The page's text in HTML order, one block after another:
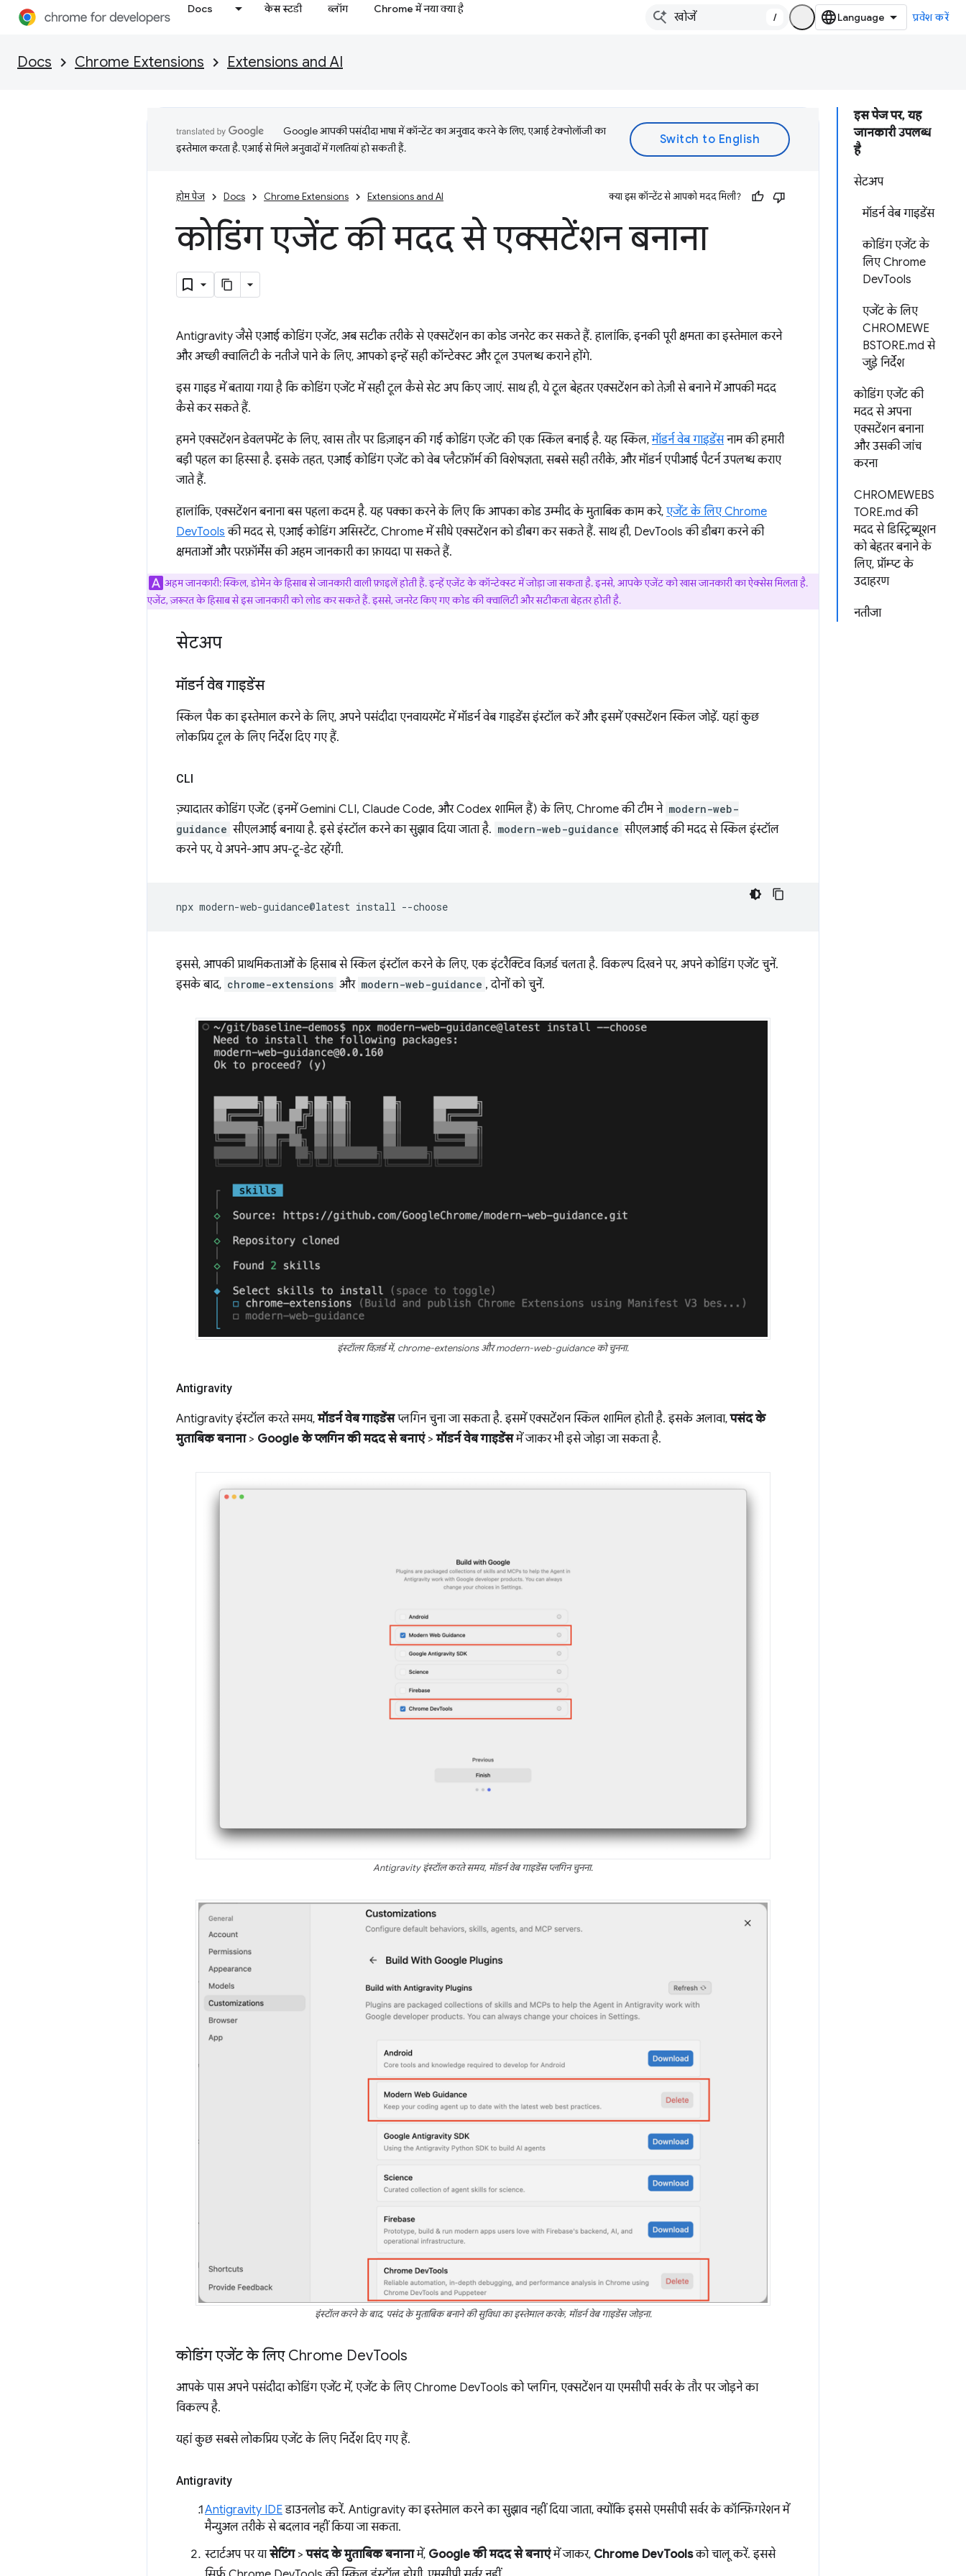
Docs केस स्टडी ब्लॉग Chrome में नया क्या है
/ प्रवेश करें
Docs Chrome Extensions Extensions and AI
इस पेज पर, यह
जानकारी उपलब्ध
है
सेटअप
मॉडर्न वेब गाइडेंस
कोडिंग एजेंट के
लिए Chrome
DevTools
एजेंट के लिए
CHROMEWE
BSTORE.md से
जुड़े निर्देश
कोडिंग एजेंट की
मदद से अपना
एक्सटेंशन बनाना
और उसकी जांच
करना
CHROMEWEBS
TORE.md की
मदद से डिस्ट्रिब्यूशन
को बेहतर बनाने के
लिए, प्रॉम्प्ट के
उदाहरण
नतीजा
Google आपकी पसंदीदा भाषा में कॉन्टेंट का अनुवाद करने के लिए, एआई टेक्नोलॉजी का
इस्तेमाल करता है. एआई से मिले अनुवादों में गलतियां हो सकती हैं.
होम पेज Docs Chrome Extensions Extensions and AI क्या इस कॉन्टेंट से आपको मदद मिली?
कोडिंग एजेंट की मदद से एक्सटेंशन बनाना
Antigravity जैसे एआई कोडिंग एजेंट, अब सटीक तरीके से एक्सटेंशन का कोड जनरेट कर सकते हैं. हालांकि, इनकी पूरी क्षमता का इस्तेमाल करने
और अच्छी क्वालिटी के नतीजे पाने के लिए, आपको इन्हें सही कॉन्टेक्स्ट और टूल उपलब्ध कराने होंगे.
इस गाइड में बताया गया है कि कोडिंग एजेंट में सही टूल कैसे सेट अप किए जाएं. साथ ही, ये टूल बेहतर एक्सटेंशन को तेज़ी से बनाने में आपकी मदद
कैसे कर सकते हैं.
हमने एक्सटेंशन डेवलपमेंट के लिए, खास तौर पर डिज़ाइन की गई कोडिंग एजेंट की एक स्किल बनाई है. यह स्किल,मॉडर्न वेब गाइडेंसनाम की हमारी
बड़ी पहल का हिस्सा है. इसके तहत, एआई कोडिंग एजेंट को वेब प्लैटफ़ॉर्म की विशेषज्ञता, सबसे सही तरीके, और मॉडर्न एपीआई पैटर्न उपलब्ध कराए
जाते हैं.
हालांकि, एक्सटेंशन बनाना बस पहला कदम है. यह पक्का करने के लिए कि आपका कोड उम्मीद के मुताबिक काम करे, एजेंट के लिए Chrome
DevTools की मदद से, एआई कोडिंग असिस्टेंट, Chrome में सीधे एक्सटेंशन को डीबग कर सकते हैं. साथ ही, DevTools की डीबग करने की
क्षमताओं और परफ़ॉर्मेंस की अहम जानकारी का फ़ायदा पा सकते हैं.
अहम जानकारी: स्किल, डोमेन के हिसाब से जानकारी वाली फ़ाइलें होती हैं. इन्हें एजेंट के कॉन्टेक्स्ट में जोड़ा जा सकता है. इनसे, आपके एजेंट को खास जानकारी का ऐक्सेस मिलता है.
एजेंट, ज़रूरत के हिसाब से इस जानकारी को लोड कर सकते हैं. इससे, जनरेट किए गए कोड की क्वालिटी और सटीकता बेहतर होती है.
सेटअप
मॉडर्न वेब गाइडेंस
स्किल पैक का इस्तेमाल करने के लिए, अपने पसंदीदा एनवायरमेंट में मॉडर्न वेब गाइडेंस इंस्टॉल करें और इसमें एक्सटेंशन स्किल जोड़ें. यहां कुछ
लोकप्रिय टूल के लिए निर्देश दिए गए हैं.
CLI
ज़्यादातर कोडिंग एजेंट (इनमें Gemini CLI, Claude Code, और Codex शामिल हैं) के लिए, Chrome की टीम ने modern-web-
guidance सीएलआई बनाया है. इसे इंस्टॉल करने का सुझाव दिया जाता है. modern-web-guidance सीएलआई की मदद से स्किल इंस्टॉल
करने पर, ये अपने-आप अप-टू-डेट रहेंगी.
npx modern-web-guidance@latest install
इससे, आपकी प्राथमिकताओं के हिसाब से स्किल इंस्टॉल करने के लिए, एक इंटरैक्टिव विज़र्ड चलता है. विकल्प दिखने पर, अपने कोडिंग एजेंट चुनें.
इसके बाद, chrome-extensions और modern-web-guidance , दोनों को चुनें.
इंस्टॉलर विज़र्ड में, chrome-extensions और modern-web-guidance को चुनना.
Antigravity
Antigravity इंस्टॉल करते समय,मॉडर्न वेब गाइडेंसप्लगिन चुना जा सकता है. इसमें एक्सटेंशन स्किल शामिल होती है. इसके अलावा,पसंद के
मुताबिक बनाना> Google के प्लगिन की मदद से बनाएं>मॉडर्न वेब गाइडेंसमें जाकर भी इसे जोड़ा जा सकता है.
Antigravity इंस्टॉल करते समय, मॉडर्न वेब गाइडेंस प्लगिन चुनना.
इंस्टॉल करने के बाद, पसंद के मुताबिक बनाने की सुविधा का इस्तेमाल करके, मॉडर्न वेब गाइडेंस जोड़ना.
कोडिंग एजेंट के लिए Chrome DevTools
आपके पास अपने पसंदीदा कोडिंग एजेंट में, एजेंट के लिए Chrome DevTools को प्लगिन, एक्सटेंशन या एमसीपी सर्वर के तौर पर जोड़ने का
विकल्प है.
यहां कुछ सबसे लोकप्रिय एजेंट के लिए निर्देश दिए गए हैं.
Antigravity
Antigravity IDEडाउनलोड करें. Antigravity का इस्तेमाल करने का सुझाव नहीं दिया जाता, क्योंकि इससे एमसीपी सर्वर के कॉन्फ़िगरेशन में
मैन्युअल तरीके से बदलाव नहीं किया जा सकता.
स्टार्टअप पर यासेटिंग>पसंद के मुताबिक बनानामें, Google की मदद से बनाएंमें जाकर, Chrome DevToolsको चालू करें. इससे